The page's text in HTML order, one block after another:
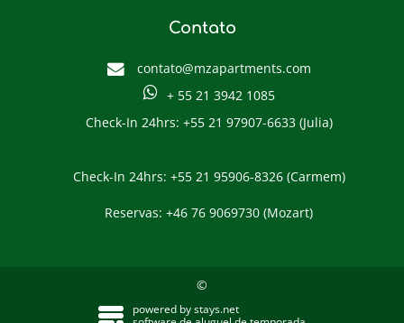
Contato
contato@mzapartments.com
+ 55 21 3942 1085
Check-In 24hrs: +55 21 97907-6633 (Julia)
Check-In 24hrs: +55 21 95906-8326 (Carmem)
Reservas: +46 76 9069730 (Mozart)
©
powered bystays.net